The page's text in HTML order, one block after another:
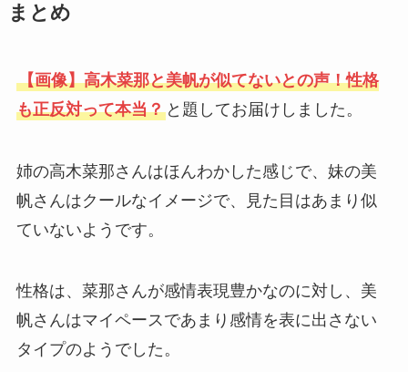
まとめ
【画像】高木菜那と美帆が似てないとの声！性格
も正反対って本当？と題してお届けしました。
姉の高木菜那さんはほんわかした感じで、妹の美
帆さんはクールなイメージで、見た目はあまり似
ていないようです。
性格は、菜那さんが感情表現豊かなのに対し、美
帆さんはマイペースであまり感情を表に出さない
タイプのようでした。